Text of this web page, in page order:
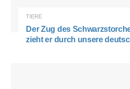
TIERE
Der Zug des
zieht er durch unsere